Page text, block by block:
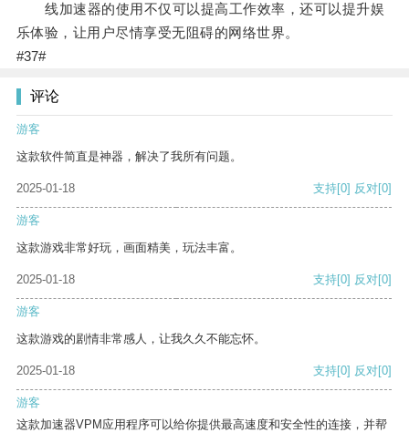
线加速器的使用不仅可以提高工作效率，还可以提升娱
乐体验，让用户尽情享受无阻碍的网络世界。
#37#
评论
游客
这款软件简直是神器，解决了我所有问题。
2025-01-18 支持[0] 反对[0]
游客
这款游戏非常好玩，画面精美，玩法丰富。
2025-01-18 支持[0] 反对[0]
游客
这款游戏的剧情非常感人，让我久久不能忘怀。
2025-01-18 支持[0] 反对[0]
游客
这款加速器VPM应用程序可以给你提供最高速度和安全性的连接，并帮